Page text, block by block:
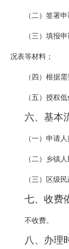
（二）签署
（三）填报
况表等材料；
（四）根据
（五）授权
六、基本
（一）申请
（二）乡镇
（三）区级
七、收费
不收费。
八、办理